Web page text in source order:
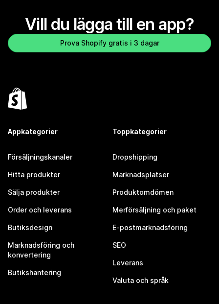
Vill du lägga till en app?
Prova Shopify gratis i 3 dagar
Appkategorier
Försäljningskanaler
Hitta produkter
Sälja produkter
Order och leverans
Butiksdesign
Marknadsföring och
konvertering
Butikshantering
Toppkategorier
Dropshipping
Marknadsplatser
Produktomdömen
Merförsäljning och paket
E-postmarknadsföring
SEO
Leverans
Valuta och språk